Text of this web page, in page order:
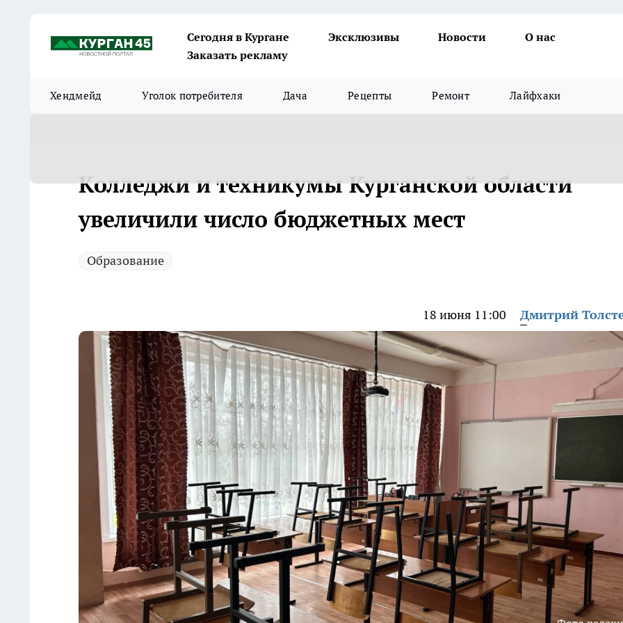
Сегодня в Кургане Эксклюзивы Новости
О нас
Заказать рекламу
Хендмейд Уголок потребителя Дача Рецепты Ремонт Лайфхаки
Колледжи и техникумы Курганской области
увеличили число бюджетных мест
Образование
18 июня 11:00 Дмитрий